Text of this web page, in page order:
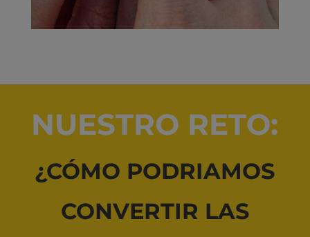
NUESTRO RETO:
¿CÓMO PODRIAMOS
CONVERTIR LAS